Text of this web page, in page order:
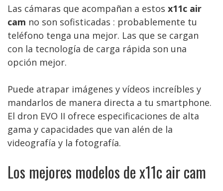
Las cámaras que acompañan a estos x11c air
cam no son sofisticadas : probablemente tu
teléfono tenga una mejor. Las que se cargan
con la tecnología de carga rápida son una
opción mejor.
Puede atrapar imágenes y vídeos increíbles y
mandarlos de manera directa a tu smartphone.
El dron EVO II ofrece especificaciones de alta
gama y capacidades que van alén de la
videografía y la fotografía.
Los mejores modelos de x11c air cam